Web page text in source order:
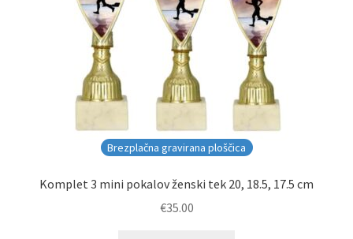
Brezplačna gravirana ploščica
Komplet 3 mini pokalov ženski tek 20, 18.5, 17.5 cm
€35.00